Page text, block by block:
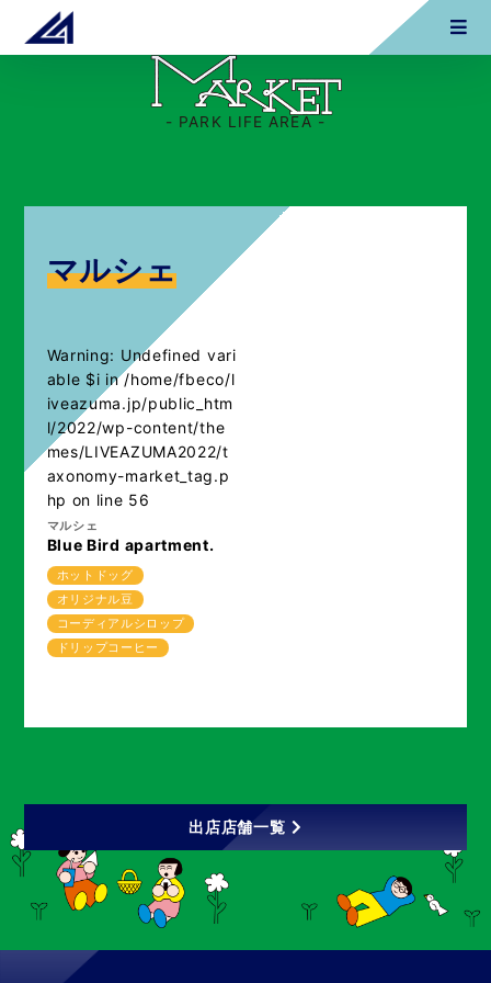
- PARK LIFE AREA -
マルシェ
Warning: Undefined vari
able $i in/home/fbeco/l
iveazuma.jp/public_htm
l/2022/wp-content/the
mes/LIVEAZUMA2022/t
axonomy-market_tag.p
hp on line 56
マルシェ
Blue Bird apartment.
ホットドッグ
オリジナル豆
コーディアルシロップ
ドリップコーヒー
出店店舗一覧